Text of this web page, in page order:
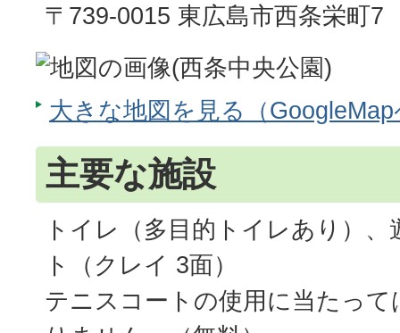
〒739-0015 東広島市西条栄町7
大きな地図を見る（
主要な施設
トイレ（多目的トイレあり）
ト（クレイ 3面）
テニスコートの使用に当たって